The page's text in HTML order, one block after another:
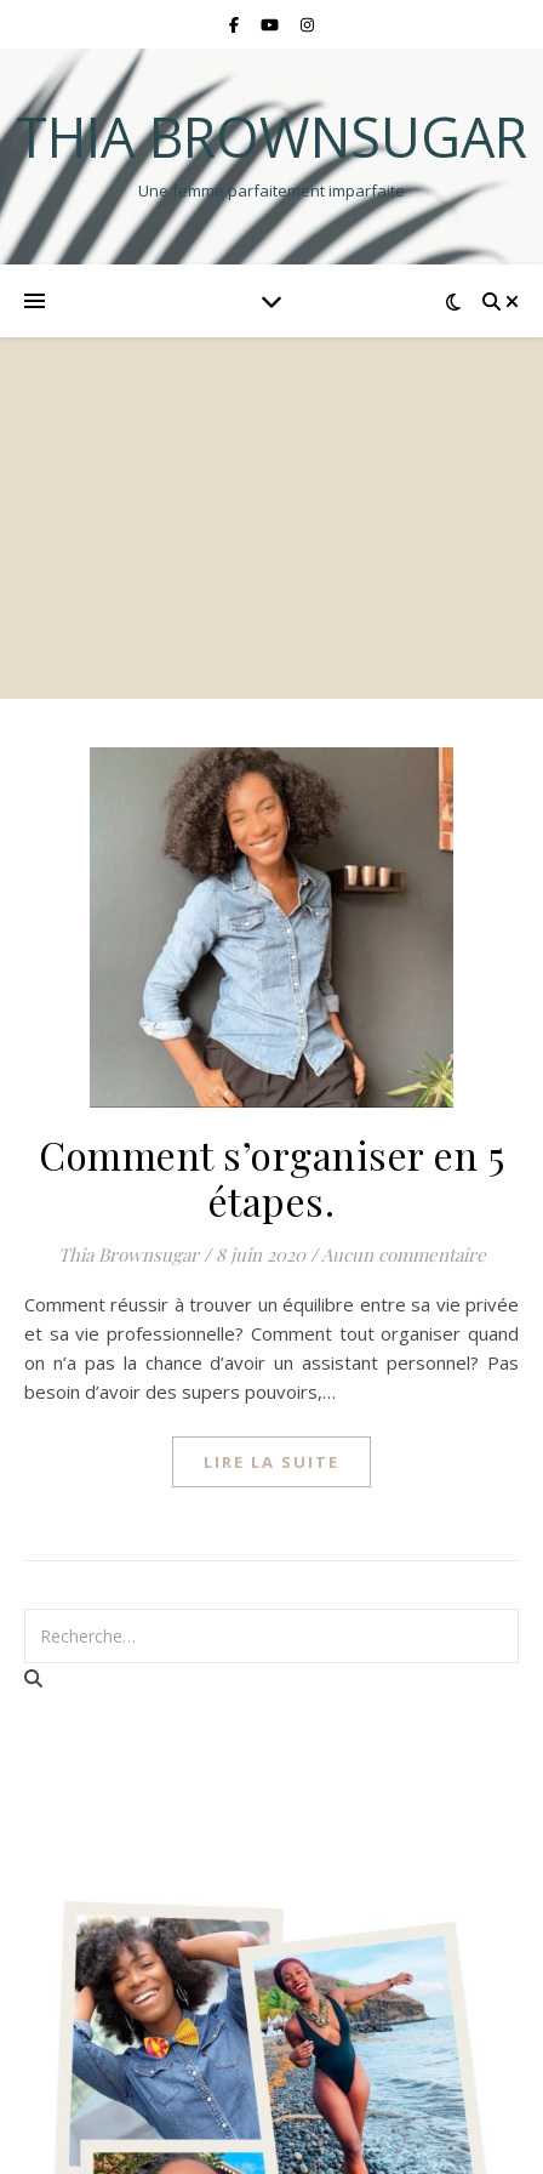
THIA BROWNSUGAR
Une femme parfaitement imparfaite
Comment s’organiser en 5
étapes.
Thia Brownsugar / 8 juin 2020 /Aucun commentaire
Comment réussir à trouver un équilibre entre sa vie privée
et sa vie professionnelle? Comment tout organiser quand
on n’a pas la chance d’avoir un assistant personnel? Pas
besoin d’avoir des supers pouvoirs,…
LIRE LA SUITE